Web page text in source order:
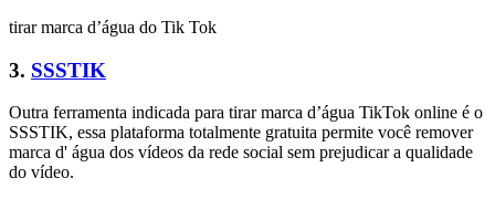
tirar marca d’água do Tik Tok
3. SSSTIK
Outra ferramenta indicada para tirar marca d’água TikTok online é o
SSSTIK, essa plataforma totalmente gratuita permite você remover
marca d' água dos vídeos da rede social sem prejudicar a qualidade
do vídeo.